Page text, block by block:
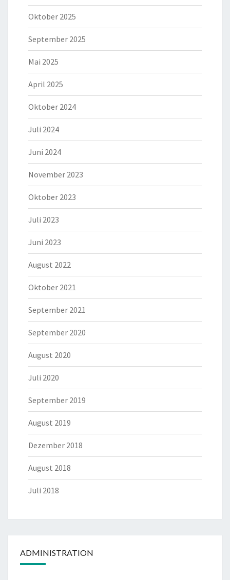
Oktober 2025
September 2025
Mai 2025
April 2025
Oktober 2024
Juli 2024
Juni 2024
November 2023
Oktober 2023
Juli 2023
Juni 2023
August 2022
Oktober 2021
September 2021
September 2020
August 2020
Juli 2020
September 2019
August 2019
Dezember 2018
August 2018
Juli 2018
ADMINISTRATION